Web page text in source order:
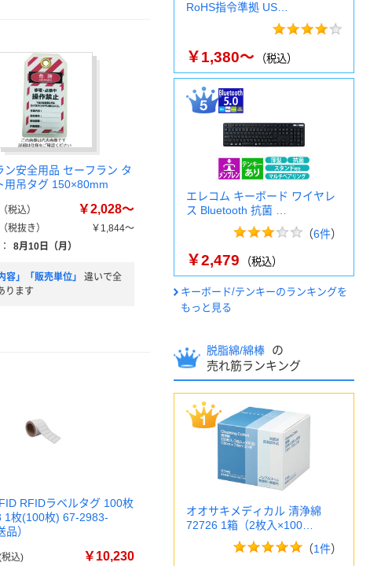
ン安全用品 セーフラン タ
用吊タグ 150×80mm
税込） ￥2,028～
税抜き）
￥1,844～
： 8月10日（月）
容」「販売単位」
違いで全
ります
RFIDラベルタグ 100枚
1枚(100枚) 67-2983-
）
込) ￥10,230
RoHS指令準拠 US…
￥1,380～ （税込）
エレコム キーボード ワイヤレ
ス Bluetooth 抗菌 …
（6件）
￥2,479 （税込）
キーボード/テンキーのランキングを
もっと見る
脱脂綿/綿棒
の
売れ筋ランキング
オオサキメディカル 清浄綿
72726 1箱（2枚入×100…
（1件）